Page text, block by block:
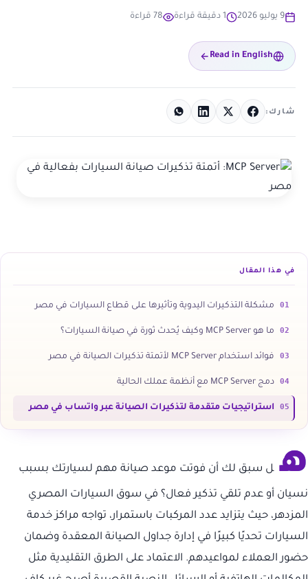
9 يوليو 2026 1 دقيقة قراءة 78 قراءة
Read in English
شارك:
في هذا المقال
01 مشكلة التذكيرات اليدوية وتأثيرها على قطاع السيارات في مصر
02 ما هو MCP Server وكيف يُحدث ثورة في صيانة السيارات؟
03 فوائد استخدام MCP Server لأتمتة تذكيرات الصيانة في مصر
04 دمج MCP Server مع أنظمة عملك الحالية
05 استراتيجيات متقدمة لتذكيرات الصيانة عبر واتساب في مصر
ه ل سبق لك أن فوتت موعد صيانة مهم لسيارتك بسبب
نسيان أو عدم تلقي تذكير فعال؟ في سوق السيارات المصري
المزدهر، حيث يتزايد عدد المركبات باستمرار، تواجه مراكز خدمة
السيارات تحديًا كبيرًا في إدارة جداول الصيانة المعقدة وضمان
حضور العملاء لمواعيدهم. الاعتماد على الطرق التقليدية مثل